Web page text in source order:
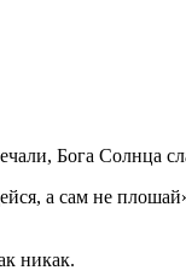
Бога Солнца
а сам не
никак.